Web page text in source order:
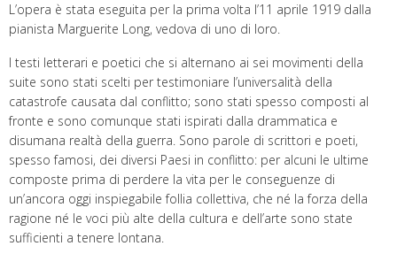
L’opera è stata eseguita per la prima volta l’11 aprile 1919 dalla
pianista Marguerite Long, vedova di uno di loro.
I testi letterari e poetici che si alternano ai sei movimenti della
suite sono stati scelti per testimoniare l’universalità della
catastrofe causata dal conflitto; sono stati spesso composti al
fronte e sono comunque stati ispirati dalla drammatica e
disumana realtà della guerra. Sono parole di scrittori e poeti,
spesso famosi, dei diversi Paesi in conflitto: per alcuni le ultime
composte prima di perdere la vita per le conseguenze di
un’ancora oggi inspiegabile follia collettiva, che né la forza della
ragione né le voci più alte della cultura e dell’arte sono state
sufficienti a tenere lontana.